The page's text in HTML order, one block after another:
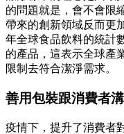
的問題就是，會不會限
帶來的創新領域反而更
年全球食品飲料的統計
的產品，這表示全球產
限制去符合潔淨需求。
善用包裝跟消費者
疫情下，提升了消費者